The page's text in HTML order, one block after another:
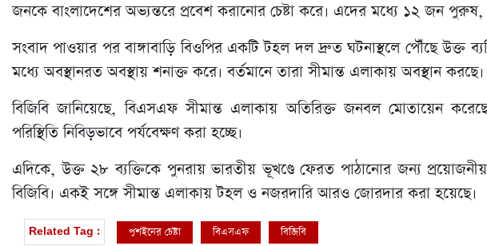
জনকে বাংলাদেশের অভ্যন্তরে প্রবেশ করানোর চেষ্টা করে। এদের মধ্যে ১২ জন
সংবাদ পাওয়ার পর বাঙ্গাবাড়ি বিওপির একটি টহল দল দ্রুত ঘটনাস্থলে পৌঁছে উক্ত
মধ্যে অবস্থানরত অবস্থায় শনাক্ত করে। বর্তমানে তারা সীমান্ত এলাকায় অবস্থান করছে।
বিজিবি জানিয়েছে, বিএসএফ সীমান্ত এলাকায় অতিরিক্ত জনবল মোতায়েন করেছে
পরিস্থিতি নিবিড়ভাবে পর্যবেক্ষণ করা হচ্ছে।
এদিকে, উক্ত ২৮ ব্যক্তিকে পুনরায় ভারতীয় ভূখণ্ডে ফেরত পাঠানোর জন্য প্রয়োজনীয়
বিজিবি। একই সঙ্গে সীমান্ত এলাকায় টহল ও নজরদারি আরও জোরদার করা হয়েছে।
Related Tag : পুশইনের চেষ্টা বিএসএফ বিজিবি